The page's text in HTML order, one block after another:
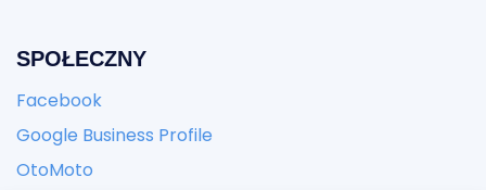
SPOŁECZNY
Facebook
Google Business Profile
OtoMoto